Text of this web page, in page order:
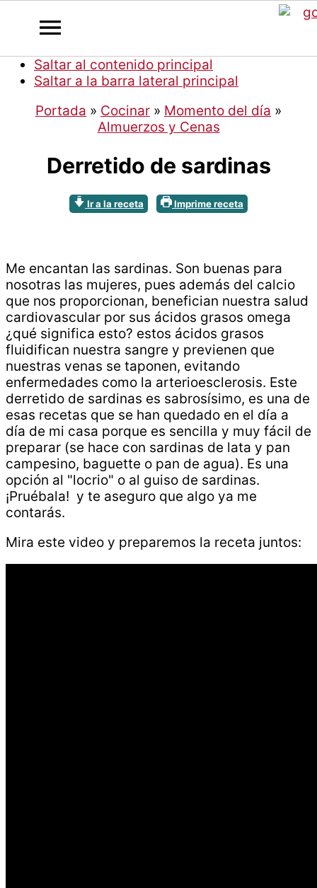
Saltar al contenido principal
Saltar a la barra lateral principal
Portada » Cocinar » Momento del día »
Almuerzos y Cenas
Derretido de sardinas
Ir a la receta Imprime receta
Me encantan las sardinas. Son buenas para
nosotras las mujeres, pues además del calcio
que nos proporcionan, benefician nuestra salud
cardiovascular por sus ácidos grasos omega
¿qué significa esto? estos ácidos grasos
fluidifican nuestra sangre y previenen que
nuestras venas se taponen, evitando
enfermedades como la arterioesclerosis. Este
derretido de sardinas es sabrosísimo, es una de
esas recetas que se han quedado en el día a
día de mi casa porque es sencilla y muy fácil de
preparar (se hace con sardinas de lata y pan
campesino, baguette o pan de agua). Es una
opción al "locrio" o al guiso de sardinas.
¡Pruébala! y te aseguro que algo ya me
contarás.
Mira este video y preparemos la receta juntos: